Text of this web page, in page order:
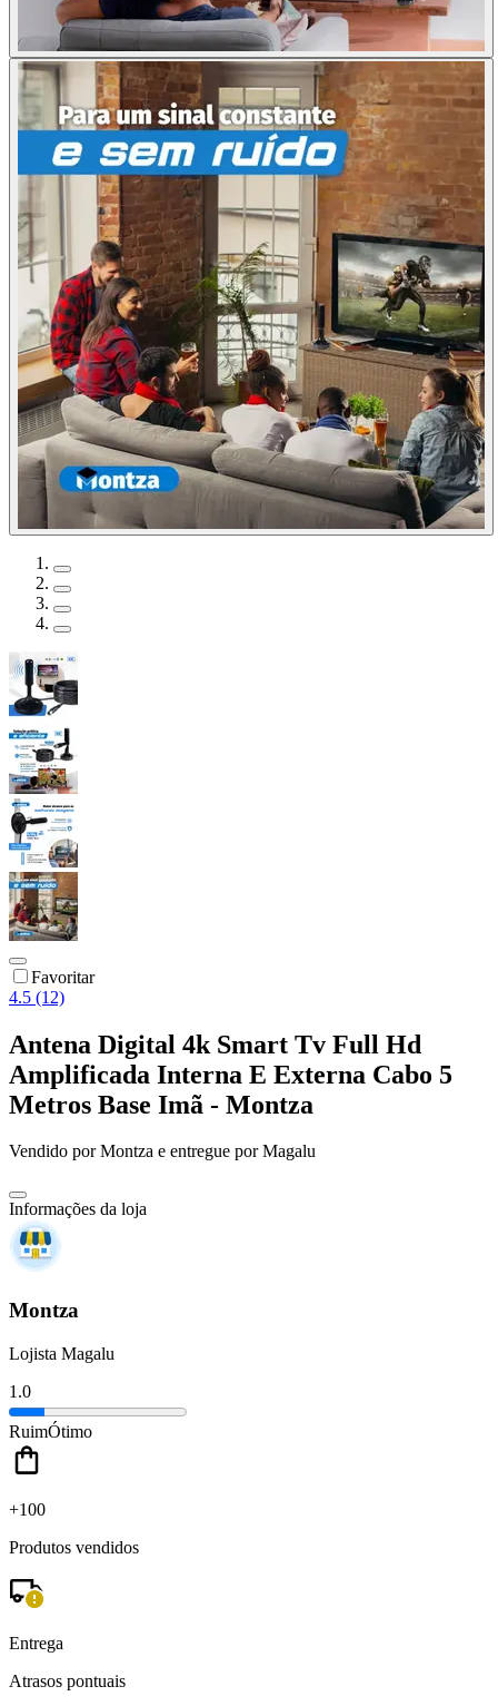
Favoritar
4.5 (12)
Antena Digital 4k Smart Tv Full Hd
Amplificada Interna E Externa Cabo 5
Metros Base Imã - Montza
Vendido porMontza e entregue por Magalu
Informações da loja
Montza
Lojista Magalu
1.0
RuimÓtimo
+100
Produtos vendidos
Entrega
Atrasos pontuais